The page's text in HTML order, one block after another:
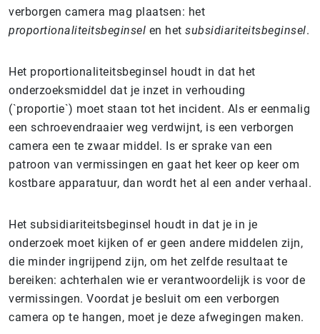
verborgen camera mag plaatsen: het
proportionaliteitsbeginsel en het subsidiariteitsbeginsel.
Het proportionaliteitsbeginsel houdt in dat het
onderzoeksmiddel dat je inzet in verhouding
(`proportie`) moet staan tot het incident. Als er eenmalig
een schroevendraaier weg verdwijnt, is een verborgen
camera een te zwaar middel. Is er sprake van een
patroon van vermissingen en gaat het keer op keer om
kostbare apparatuur, dan wordt het al een ander verhaal.
Het subsidiariteitsbeginsel houdt in dat je in je
onderzoek moet kijken of er geen andere middelen zijn,
die minder ingrijpend zijn, om het zelfde resultaat te
bereiken: achterhalen wie er verantwoordelijk is voor de
vermissingen. Voordat je besluit om een verborgen
camera op te hangen, moet je deze afwegingen maken.